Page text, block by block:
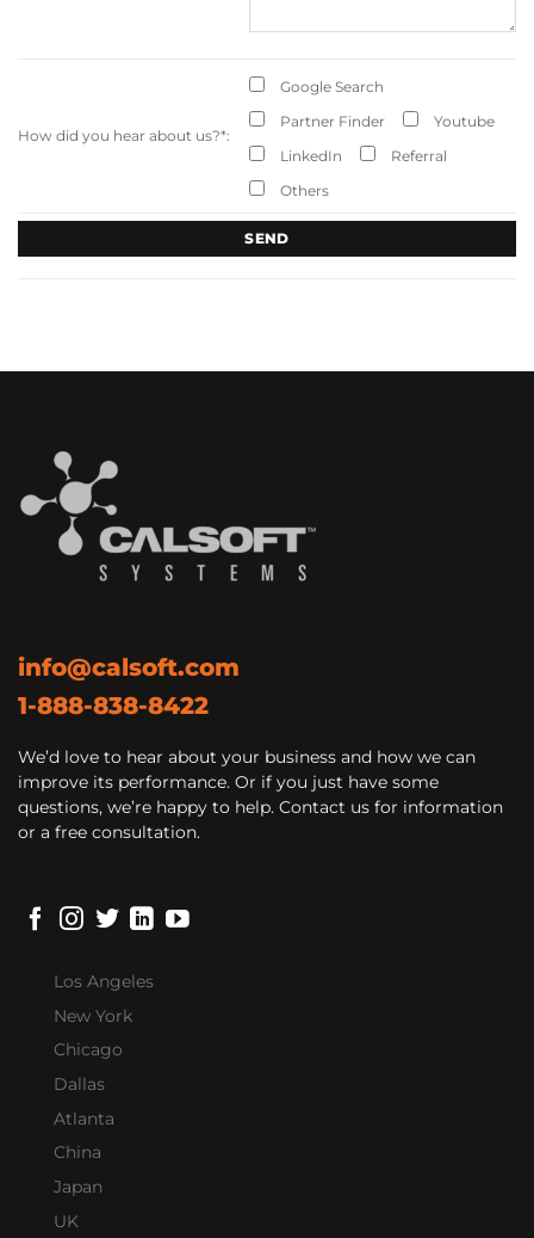
How did you hear about us?*:
Google Search
Partner Finder
Youtube
LinkedIn
Referral
Others
info@calsoft.com
1-888-838-8422
We’d love to hear about your business and how we can
improve its performance. Or if you just have some
questions, we’re happy to help. Contact us for information
or a free consultation.
Los Angeles
New York
Chicago
Dallas
Atlanta
China
Japan
UK